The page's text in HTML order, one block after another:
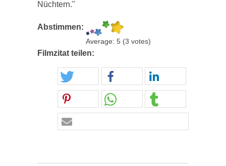
Nüchtern."
Abstimmen:
Average: 5 (3 votes)
Filmzitat teilen: